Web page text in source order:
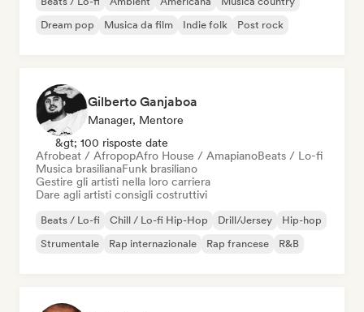
Dream pop
Musica da film Indie folk Post rock
Gilberto Ganjaboa
Manager, Mentore
&gt; 100 risposte date
Afrobeat / AfropopAfro House / AmapianoBeats / Lo-fi
Musica brasilianaFunk brasiliano
Gestire gli artisti nella loro carriera
Dare agli artisti consigli costruttivi
Beats / Lo-fi Chill / Lo-fi Hip-Hop Drill/Jersey
Hip-hop
Strumentale
Rap internazionale Rap francese R&B